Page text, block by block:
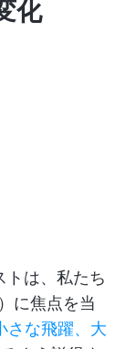
化
トは、私たち
に焦点を当
さな飛躍、大